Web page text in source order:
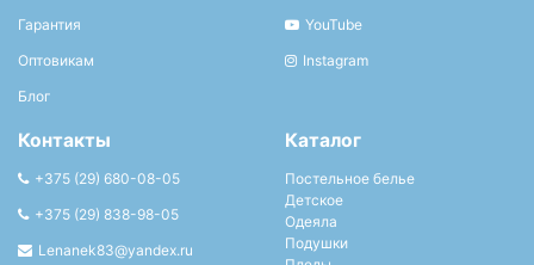
Гарантия
Оптовикам
Блог
YouTube
Instagram
Контакты
+375 (29) 680-08-05
+375 (29) 838-98-05
Lenanek83@yandex.ru
Каталог
Постельное белье
Детское
Одеяла
Подушки